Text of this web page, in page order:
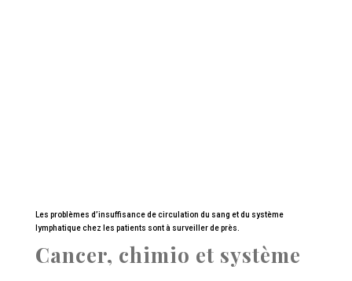
Les problèmes d’insuffisance de circulation du sang et du système
lymphatique chez les patients sont à surveiller de près.
Cancer, chimio et système